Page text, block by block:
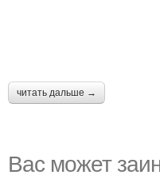
читать дальше →
Вас может